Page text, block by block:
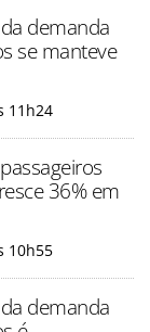
demanda
se manteve
11h24
36% em
10h55
demanda